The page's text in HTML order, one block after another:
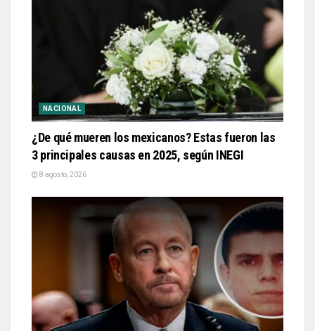
NACIONAL
¿De qué mueren los mexicanos? Estas fueron las
3 principales causas en 2025, según INEGI
8 agosto, 2026